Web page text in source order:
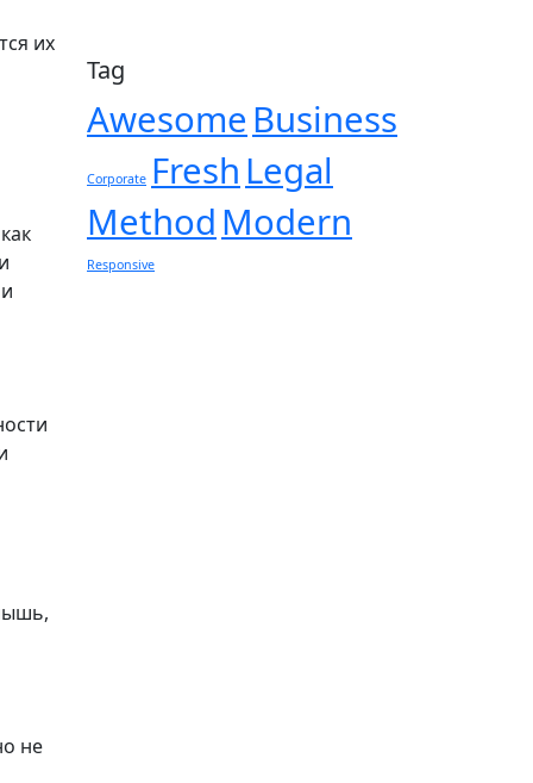
их
не
Tag
Awesome Business
Corporate Fresh Legal
Method Modern
Responsive